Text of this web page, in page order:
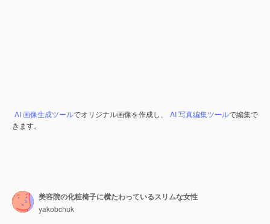
AI 画像生成ツールでオリジナル画像を作成し、 AI 写真編集ツールで編集で
きます。
美容院の化粧椅子に横たわっているスリムな女性
yakobchuk